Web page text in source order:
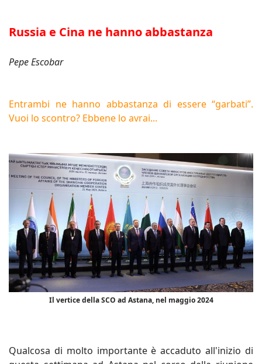
Russia e Cina ne hanno abbastanza
Pepe Escobar
Entrambi ne hanno abbastanza di essere “garbati”.
Vuoi lo scontro? Ebbene lo avrai...
Il vertice della SCO ad Astana, nel maggio 2024
Qualcosa di molto importante è accaduto all'inizio di